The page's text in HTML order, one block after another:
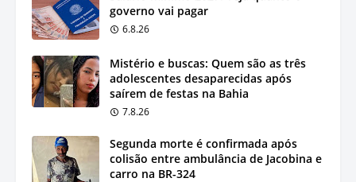
governo vai pagar
6.8.26
Mistério e buscas: Quem são as três
adolescentes desaparecidas após
saírem de festas na Bahia
7.8.26
Segunda morte é confirmada após
colisão entre ambulância de Jacobina e
carro na BR-324